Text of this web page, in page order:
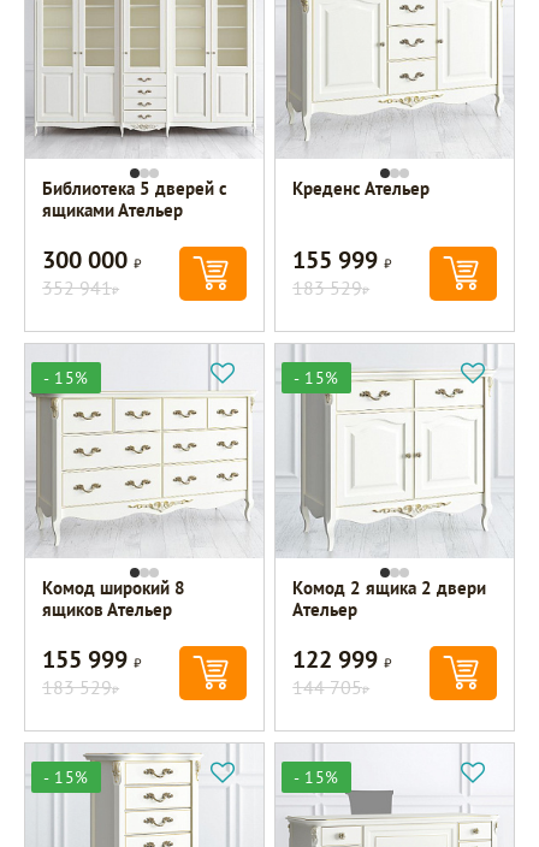
Библиотека 5 дверей с
ящиками Ательер
300 000Р
352 941Р
Креденс Ательер
155 999Р
183 529Р
- 15%
Комод широкий 8
ящиков Ательер
155 999Р
183 529Р
- 15%
Комод 2 ящика 2 двери
Ательер
122 999Р
144 705Р
- 15% - 15%